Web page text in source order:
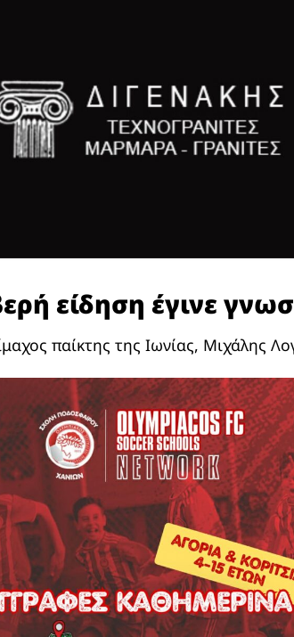
είδηση έγινε
παίκτης της Ιωνίας, Μιχάλης